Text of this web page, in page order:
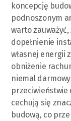
koncepcję
podnoszonym
warto
dopełnienie
własnej energii
obniżenie
niemal
przeciwieństwie
cechują się
budową, co